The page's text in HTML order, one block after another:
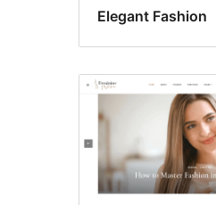
Elegant Fashion